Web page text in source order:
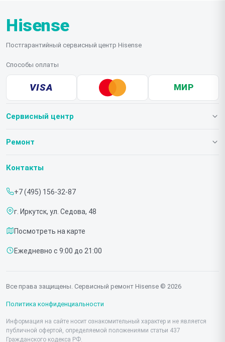
Hisense
Постгарантийный сервисный центр Hisense
Способы оплаты
VISA МИР
Сервисный центр
О нашем сервисе
Срочный ремонт
Доставка и способы оплаты
Диагностика
Контакты
Ремонт
Телевизоров
Проекторов
Контакты
+7 (495) 156-32-87
г. Иркутск, ул. Седова, 48
Посмотреть на карте
Ежедневно с 9:00 до 21:00
Все права защищены. Сервисный ремонт Hisense © 2026
Политика конфиденциальности
Информация на сайте носит ознакомительный характер и не является
публичной офертой, определяемой положениями статьи 437
Гражданского кодекса РФ.